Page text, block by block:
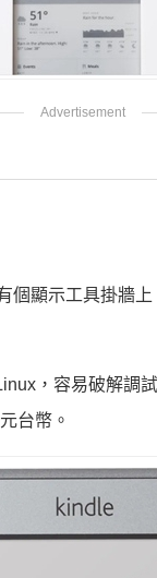
個顯示工具掛
，容易破解調
台幣。